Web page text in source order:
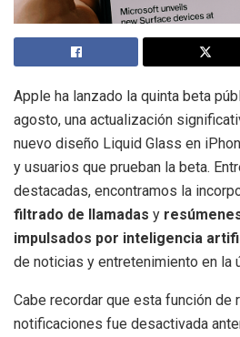
Apple ha lanzado la quinta beta
agosto, una actualización
nuevo diseño Liquid Glass en
y usuarios que prueban la beta.
destacadas, encontramos la
filtrado de llamadas y
impulsados por inteligencia
de noticias y entretenimiento en la
Cabe recordar que esta función de
notificaciones fue desactivada